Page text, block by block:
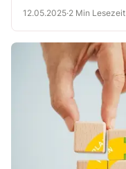
12.05.2025·2 Min Lesezeit